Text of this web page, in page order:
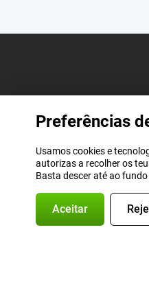
Preferências
Usamos cookies e
autorizas a recolher os
Basta descer até ao fundo
Aceitar